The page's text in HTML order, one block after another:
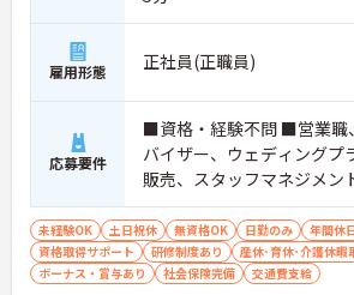
雇用形態 正社員(正職員)
応募要件
■資格・経験不問 ■営業職
バイザー、ウェディングプ
販売、スタッフマネジメン
ある方／障がい者支援経験
（社会福祉士、ケアマネジ
福祉士、作業療法士など）
未経験OK 土日祝休 無資格OK 日勤のみ 年間休
資格取得サポート
研修制度あり
産休･育休･介護休暇
ボーナス・賞与あり
社会保険完備 交通費支給